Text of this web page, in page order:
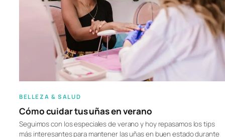
BELLEZA & SALUD
Cómo cuidar tus uñas en verano
Seguimos con los especiales de verano y hoy repasamos los tips
más interesantes para mantener las uñas en buen estado durante